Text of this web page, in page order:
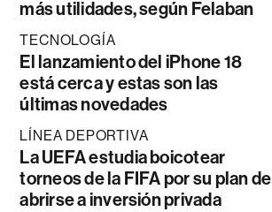
más utilidades, según Felaban
TECNOLOGÍA
El lanzamiento del iPhone 18
está cerca y estas son las
últimas novedades
LÍNEA DEPORTIVA
La UEFA estudia boicotear
torneos de la FIFA por su plan de
abrirse a inversión privada